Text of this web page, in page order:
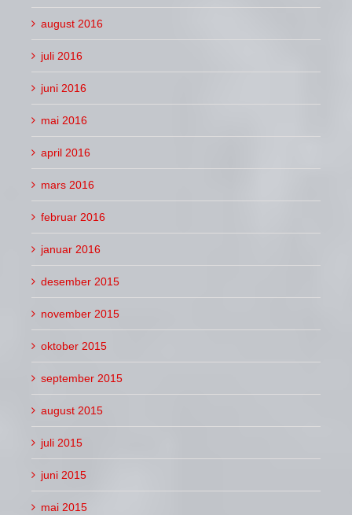
august 2016
juli 2016
juni 2016
mai 2016
april 2016
mars 2016
februar 2016
januar 2016
desember 2015
november 2015
oktober 2015
september 2015
august 2015
juli 2015
juni 2015
mai 2015